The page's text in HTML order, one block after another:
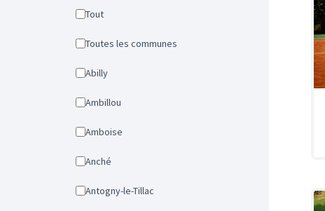
Tout
Toutes les communes
Abilly
Ambillou
Amboise
Anché
Antogny-le-Tillac